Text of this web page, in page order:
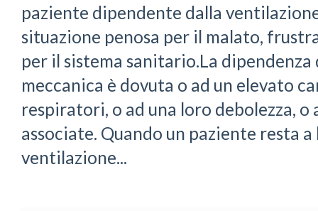
paziente dipendente dalla
situazione penosa per il malato,
per il sistema sanitario.La
meccanica è dovuta o ad un elevato
respiratori, o ad una loro debolezza,
associate. Quando un paziente resta
ventilazione...